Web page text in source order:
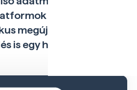
karbantartása –
megújítás,
is egy helyen intézhető.